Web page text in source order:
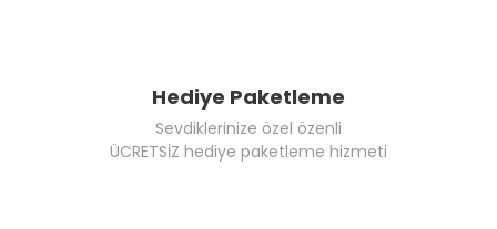
Hediye Paketleme
Sevdiklerinize özel özenli
ÜCRETSİZ hediye paketleme hizmeti